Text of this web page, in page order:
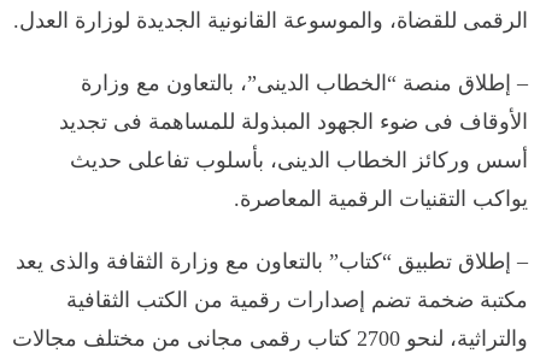
الرقمى للقضاة، والموسوعة القانونية الجديدة لوزارة العدل.
– إطلاق منصة “الخطاب الدينى”، بالتعاون مع وزارة
الأوقاف فى ضوء الجهود المبذولة للمساهمة فى تجديد
أسس وركائز الخطاب الدينى، بأسلوب تفاعلى حديث
يواكب التقنيات الرقمية المعاصرة.
– إطلاق تطبيق “كتاب” بالتعاون مع وزارة الثقافة والذى يعد
مكتبة ضخمة تضم إصدارات رقمية من الكتب الثقافية
والتراثية، لنحو 2700 كتاب رقمى مجانى من مختلف مجالات